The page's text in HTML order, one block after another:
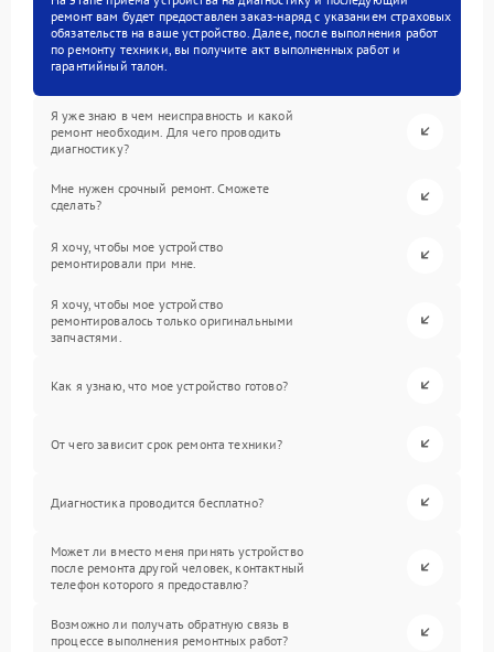
ремонт вам будет предоставлен заказ-наряд с указанием страховых
обязательств на ваше устройство. Далее, после выполнения работ
по ремонту техники, вы получите акт выполненных работ и
гарантийный талон.
Я уже знаю в чем неисправность и какой
ремонт необходим. Для чего проводить
диагностику?
Мне нужен срочный ремонт. Сможете
сделать?
Я хочу, чтобы мое устройство
ремонтировали при мне.
Я хочу, чтобы мое устройство
ремонтировалось только оригинальными
запчастями.
Как я узнаю, что мое устройство готово?
От чего зависит срок ремонта техники?
Диагностика проводится бесплатно?
Может ли вместо меня принять устройство
после ремонта другой человек, контактный
телефон которого я предоставлю?
Возможно ли получать обратную связь в
процессе выполнения ремонтных работ?